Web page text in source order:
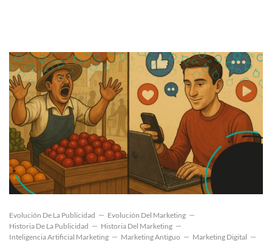
Evolución De La Publicidad
Evolución Del Marketing
Historia De La Publicidad
Historia Del Marketing
Inteligencia Artificial Marketing
Marketing Antiguo
Marketing Digital